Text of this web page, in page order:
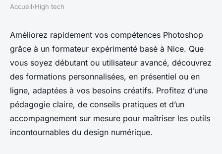
HIGH TECH
Formateur photoshop à nice :
boostez vos compétences
créatives
Edouard•7 octobre 2025•4 min de lecture
Accueil›High tech
Améliorez rapidement vos compétences Photoshop
grâce à un formateur expérimenté basé à Nice. Que
vous soyez débutant ou utilisateur avancé, découvrez
des formations personnalisées, en présentiel ou en
ligne, adaptées à vos besoins créatifs. Profitez d’une
pédagogie claire, de conseils pratiques et d’un
accompagnement sur mesure pour maîtriser les outils
incontournables du design numérique.